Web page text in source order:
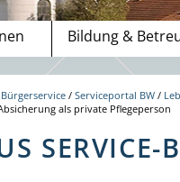
Bildung &
Bürgerservice /Serviceportal BW /
als private Pflegeperson
SERVICE-